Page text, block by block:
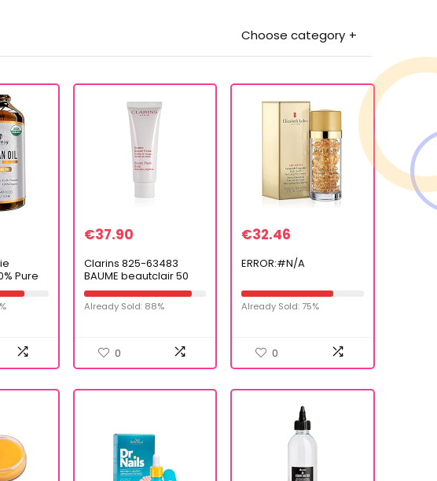
Choose category
Pure
€37.90
Clarins 825-63483
BAUME beautclair 50
ml,Veelkleurig
Already Sold: 88%
0
€32.46
ERROR:#N/A
Already Sold: 75%
0